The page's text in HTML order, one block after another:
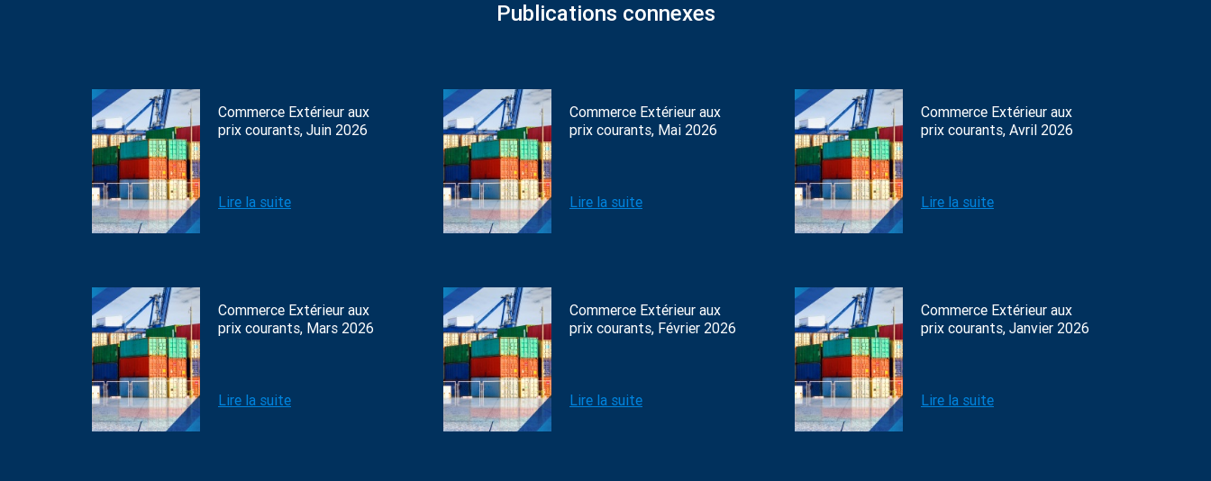
Publications connexes
Commerce Extérieur aux
prix courants, Juin 2026
Lire la suite
Commerce Extérieur aux
prix courants, Mai 2026
Lire la suite
Commerce Extérieur aux
prix courants, Avril 2026
Lire la suite
Commerce Extérieur aux
prix courants, Mars 2026
Lire la suite
Commerce Extérieur aux
prix courants, Février 2026
Lire la suite
Commerce Extérieur aux
prix courants, Janvier 2026
Lire la suite